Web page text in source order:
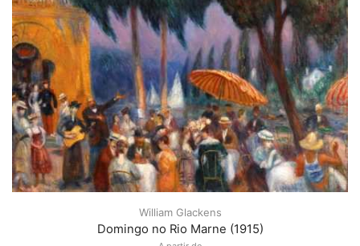
William Glackens
Domingo no Rio Marne (1915)